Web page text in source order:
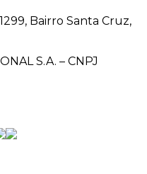
Bairro Santa Cruz,
S.A. – CNPJ